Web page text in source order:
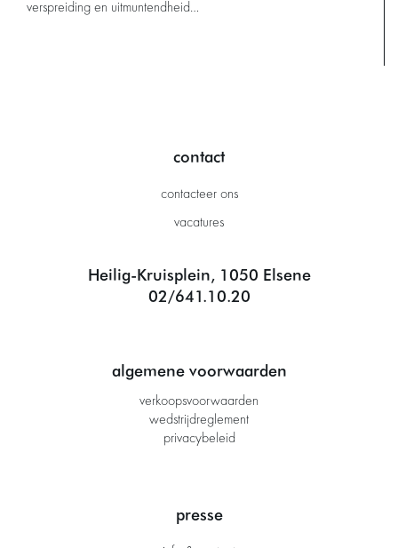
verspreiding en uitmuntendheid…
contact
contacteer ons
vacatures
Heilig-Kruisplein, 1050 Elsene
02/641.10.20
algemene voorwaarden
verkoopsvoorwaarden
wedstrijdreglement
privacybeleid
presse